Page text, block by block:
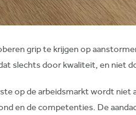
grip te krijgen op
slechts door kwaliteit, en niet
op de arbeidsmarkt wordt
en de competenties. De